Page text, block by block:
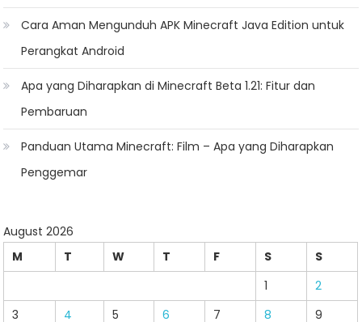
Cara Aman Mengunduh APK Minecraft Java Edition untuk
Perangkat Android
Apa yang Diharapkan di Minecraft Beta 1.21: Fitur dan
Pembaruan
Panduan Utama Minecraft: Film – Apa yang Diharapkan
Penggemar
August 2026
M
T W T F S
S
1
2
3
4 5 6 7 8
9